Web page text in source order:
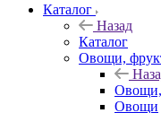
Каталог
Назад
Каталог
Овощи,
Овощи